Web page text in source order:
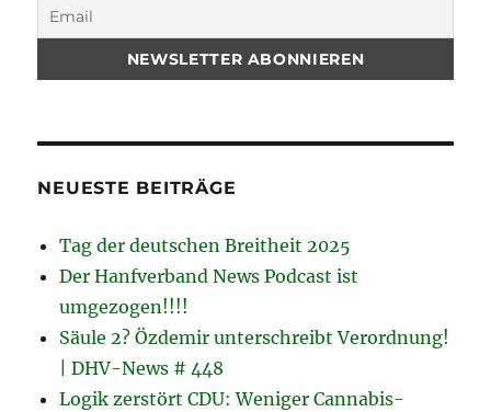
NEUESTE BEITRÄGE
Tag der deutschen Breitheit 2025
Der Hanfverband News Podcast ist
umgezogen!!!!
Säule 2? Özdemir unterschreibt Verordnung!
| DHV-News # 448
Logik zerstört CDU: Weniger Cannabis-